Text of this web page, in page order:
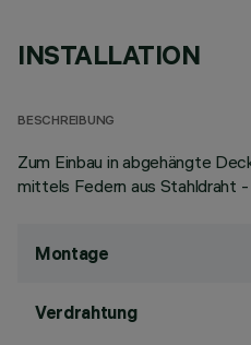
INSTALLATION
BESCHREIBUNG
Zum Einbau in abgehängte
mittels Federn aus Stahldraht
Montage
Verdrahtung